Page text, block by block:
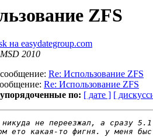
ZFS
на easydategroup.com
2010
Re: Использование ZFS
Re: Использование ZFS
по: [ дате ] [